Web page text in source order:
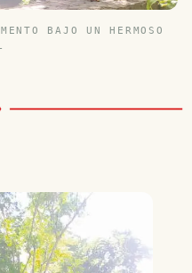
BAJO UN HERMOSO